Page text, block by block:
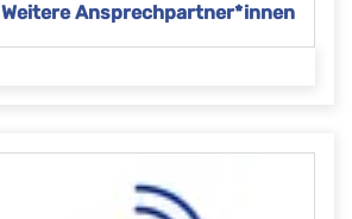
Weitere Ansprechpartner*innen